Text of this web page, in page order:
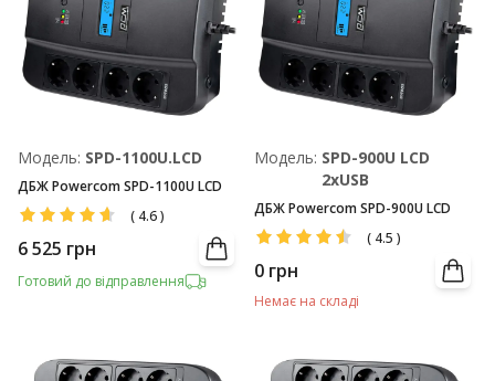
Модель: SPD-1100U.LCD
ДБЖ Powercom SPD-1100U LCD
( 4.6)
6 525 грн
Готовий до відправлення
Модель: SPD-900U LCD
2хUSB
ДБЖ Powercom SPD-900U LCD
( 4.5 )
0 грн
Немає на складі